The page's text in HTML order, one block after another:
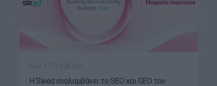
Η Sleed αναλαμβάνει το SEO και GEO του